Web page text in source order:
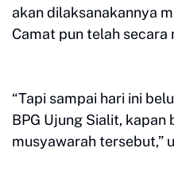
akan dilaksanakannya
Camat pun telah secara
“Tapi sampai hari ini
BPG Ujung Sialit, kapan
musyawarah tersebut,”